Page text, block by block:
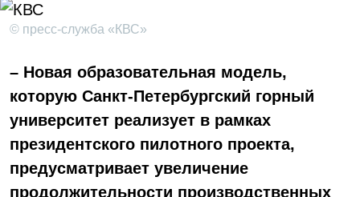
© пресс-служба «КВС»
– Новая образовательная модель,
которую Санкт-Петербургский горный
университет реализует в рамках
президентского пилотного проекта,
предусматривает увеличение
продолжительности производственных